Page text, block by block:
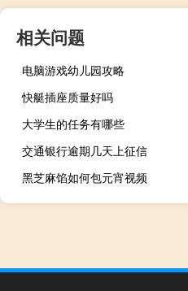
相关问题
电脑游戏幼儿园攻略
快艇插座质量好吗
大学生的任务有哪些
交通银行逾期几天上征信
黑芝麻馅如何包元宵视频